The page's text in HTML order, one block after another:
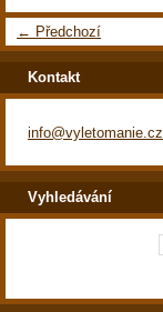
← Předchozí
Kontakt
info@vyletomanie.cz
Vyhledávání